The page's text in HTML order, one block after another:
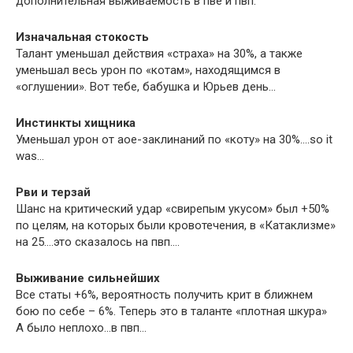
Изначальная стокость
Талант уменьшал действия «страха» на 30%, а также
уменьшал весь урон по «котам», находящимся в
«оглушении». Вот тебе, бабушка и Юрьев день…
Инстинкты хищника
Уменьшал урон от аое-заклинаний по «коту» на 30%….so it
was…
Рви и терзай
Шанс на критический удар «свирепым укусом» был +50%
по целям, на которых были кровотечения, в «Катаклизме»
на 25….это сказалось на пвп….
Выживание сильнейших
Все статы +6%, вероятность получить крит в ближнем
бою по себе – 6%. Теперь это в таланте «плотная шкура»
А было неплохо…в пвп…